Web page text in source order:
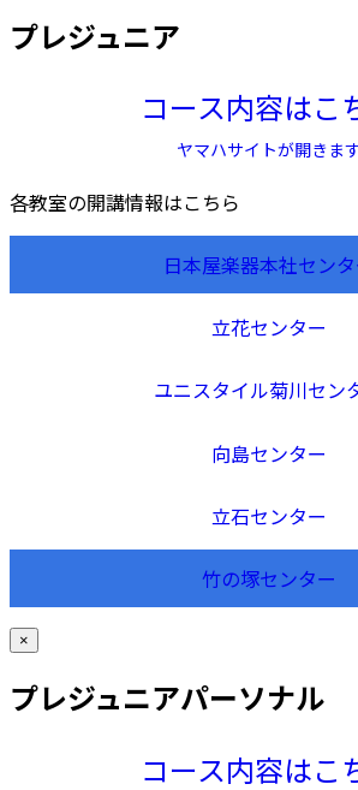
プレジュニア
コース内容はこ
ヤマハサイトが開きま
各教室の開講情報はこちら
日本屋楽器本社センタ
立花センター
ユニスタイル菊川セン
向島センター
立石センター
竹の塚センター
×
プレジュニアパーソナル
コース内容はこ